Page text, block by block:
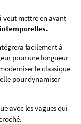
veut mettre en avant
facilement à
pour une longueur
le classique
pour dynamiser
avec les vagues qui